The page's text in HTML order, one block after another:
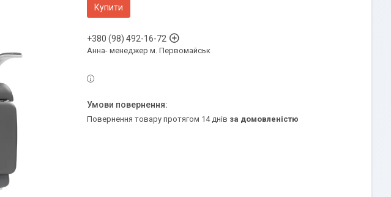
Купити
+380 (98) 492-16-72
Анна- менеджер м. Первомайськ
повернення товару протягом 14 днів за домовленістю